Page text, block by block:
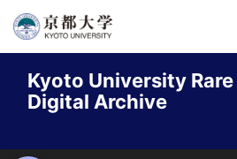
Skip
contentKyoto University
Digital Archive